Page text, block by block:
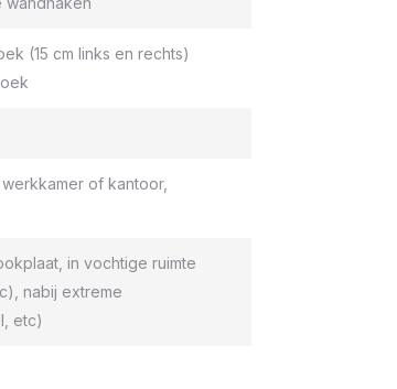
(15 cm links en rechts)
of kantoor,
in vochtige ruimte
nabij extreme
etc)